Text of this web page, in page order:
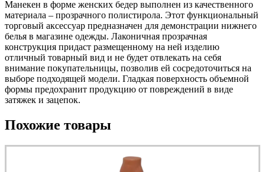
Манекен в форме женских бедер выполнен из качественного
материала – прозрачного полистирола. Этот функциональный
торговый аксессуар предназначен для демонстрации нижнего
белья в магазине одежды. Лаконичная прозрачная
конструкция придаст размещенному на ней изделию
отличный товарный вид и не будет отвлекать на себя
внимание покупательницы, позволив ей сосредоточиться на
выборе подходящей модели. Гладкая поверхность объемной
формы предохранит продукцию от повреждений в виде
затяжек и зацепок.
Похожие товары